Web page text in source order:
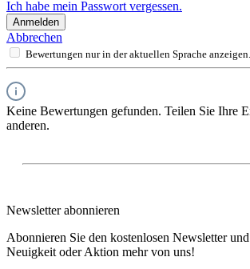
Ich habe mein Passwort vergessen.
Anmelden
Abbrechen
Bewertungen nur in der aktuellen Sprache anzeigen.
Keine Bewertungen gefunden. Teilen Sie Ihre
anderen.
Newsletter abonnieren
Abonnieren Sie den kostenlosen Newsletter
Neuigkeit oder Aktion mehr von uns!